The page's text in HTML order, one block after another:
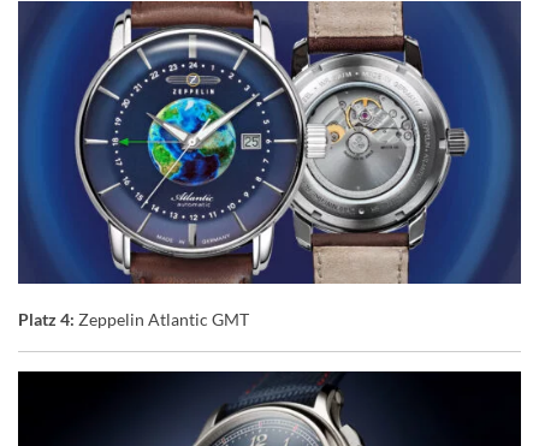
Platz 4: Zeppelin Atlantic GMT